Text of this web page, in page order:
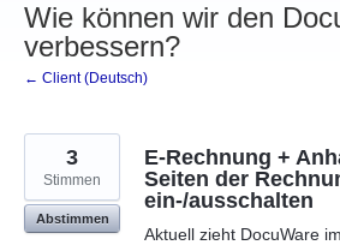
Wie können wir den
verbessern?
← Client (Deutsch)
E-Rechnung +
Seiten der
ein-/ausschalten
Aktuell zieht DocuWare
3
Stimmen
Abstimmen